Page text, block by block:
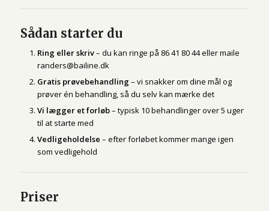
Sådan starter du
Ring eller skriv– du kan ringe på 86 41 80 44 eller maile
randers@bailine.dk
Gratis prøvebehandling – vi snakker om dine mål og
prøver én behandling, så du selv kan mærke det
Vi lægger et forløb– typisk 10 behandlinger over 5 uger
til at starte med
Vedligeholdelse – efter forløbet kommer mange igen
som vedligehold
Priser